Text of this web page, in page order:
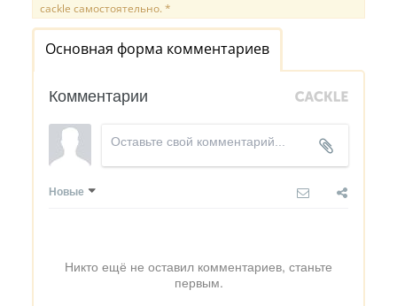
cackle самостоятельно. *
Основная форма комментариев
Комментарии
Новые
Никто ещё не оставил комментариев, станьте
первым.